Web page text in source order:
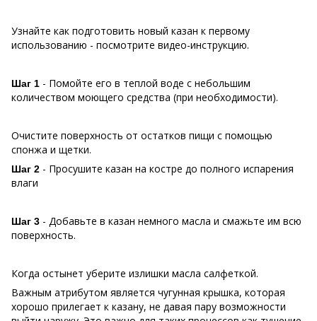
Узнайте как подготовить новый казан к первому
использованию - посмотрите видео-инструкцию.
Шаг 1 - Помойте его в теплой воде с небольшим
количеством моющего средства (при необходимости).
Очистите поверхность от остатков пищи с помощью
спонжа и щетки.
Шаг 2 - Просушите казан на костре до полного испарения
влаги
Шаг 3 - Добавьте в казан немного масла и смажьте им всю
поверхность.
Когда остынет уберите излишки масла салфеткой.
Важным атрибутом является чугунная крышка, которая
хорошо прилегает к казану, не давая пару возможности